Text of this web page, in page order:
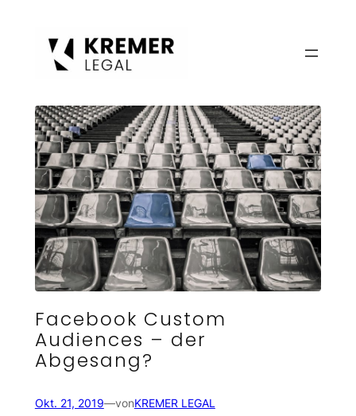
Facebook Custom
Audiences – der
Abgesang?
Okt. 21, 2019—vonKREMER LEGAL